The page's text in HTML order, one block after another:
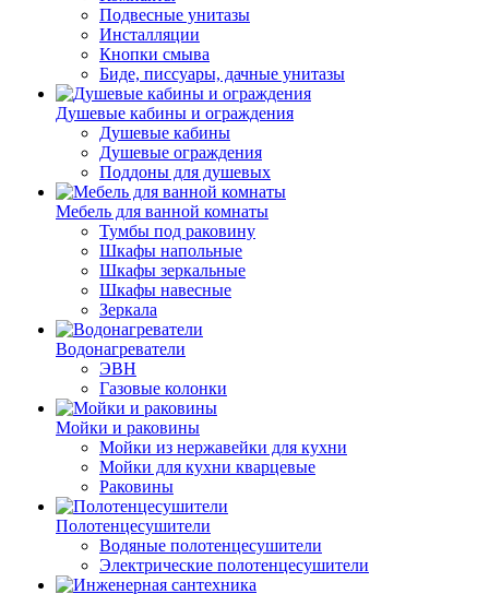
Подвесные унитазы
Инсталляции
Кнопки смыва
Биде, писсуары, дачные унитазы
Душевые кабины и ограждения
Душевые кабины
Душевые ограждения
Поддоны для душевых
Мебель для ванной комнаты
Тумбы под раковину
Шкафы напольные
Шкафы зеркальные
Шкафы навесные
Зеркала
Водонагреватели
ЭВН
Газовые колонки
Мойки и раковины
Мойки из нержавейки для кухни
Мойки для кухни кварцевые
Раковины
Полотенцесушители
Водяные полотенцесушители
Электрические полотенцесушители